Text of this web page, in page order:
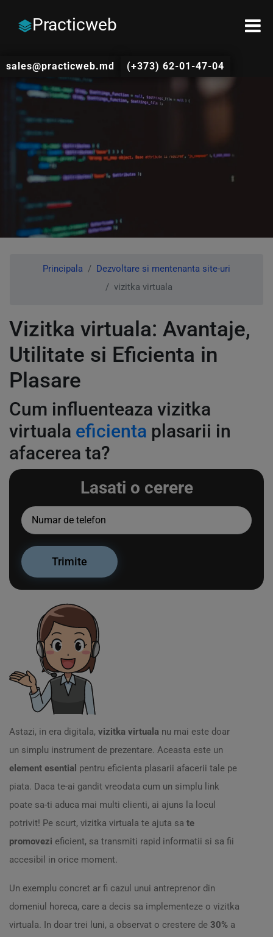
Practicweb
sales@practicweb.md (+373) 62-01-47-04
Principala
Dezvoltare si mentenanta site-uri
vizitka virtuala
Vizitka virtuala: Avantaje,
Utilitate si Eficienta in
Plasare
Cum influenteaza vizitka
virtuala eficienta plasarii in
afacerea ta?
Lasati o cerere
Astazi, in era digitala, vizitka virtuala nu mai este doar
un simplu instrument de prezentare. Aceasta este un
element esential pentru eficienta plasarii afacerii tale pe
piata. Daca te-ai gandit vreodata cum un simplu link
poate sa-ti aduca mai multi clienti, ai ajuns la locul
potrivit! Pe scurt, vizitka virtuala te ajuta sa te
promovezi eficient, sa transmiti rapid informatii si sa fii
accesibil in orice moment.
Un exemplu concret ar fi cazul unui antreprenor din
domeniul horeca, care a decis sa implementeze o vizitka
virtuala. In doar trei luni, a observat o crestere de 30% a